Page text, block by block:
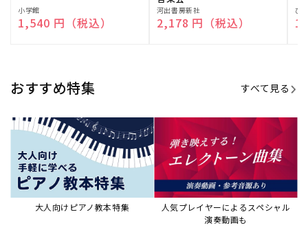
JAZZの楽譜特集